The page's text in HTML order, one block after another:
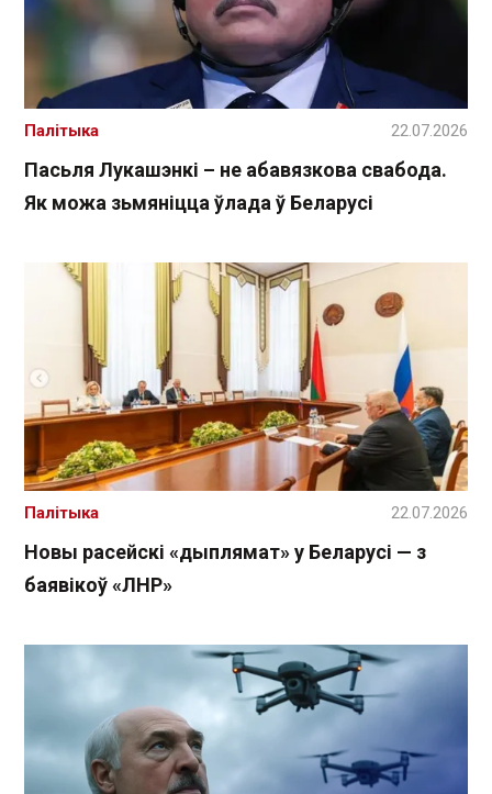
Пасьля Лукашэнкі – не абавязкова свабода.
Як можа зьмяніцца ўлада ў Беларусі
Палітыка 22.07.2026
Новы расейскі «дыплямат» у Беларусі — з
баявікоў «ЛНР»
Палітыка 22.07.2026